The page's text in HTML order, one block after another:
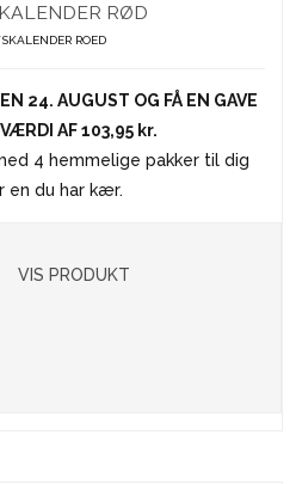
RØD
ROED
24. AUGUST OG FÅ EN GAVE
AF 103,95 kr.
4 hemmelige pakker til dig
en du har kær.
VIS PRODUKT